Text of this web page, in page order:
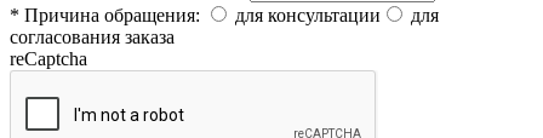
* Причина обращения: для консультации
для
согласования заказа
reCaptcha